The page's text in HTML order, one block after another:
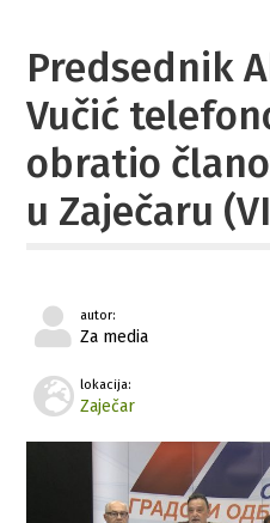
Predsednik
Vučić
obratio
u Zaječaru
autor:
Za media
lokacija:
Zaječar